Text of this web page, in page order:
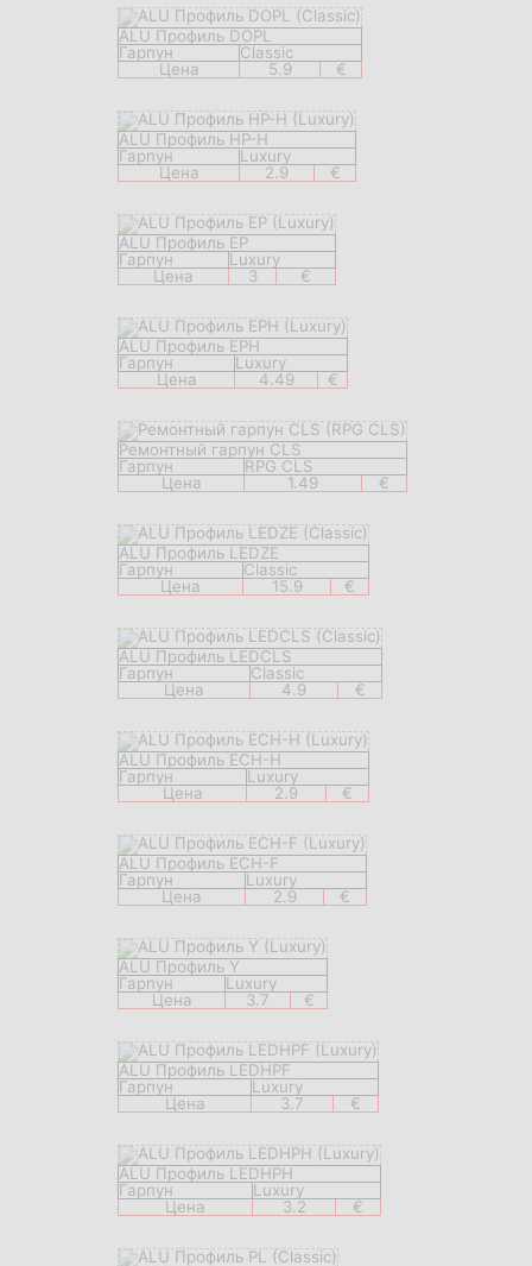
ALU Профиль DOPL
Гарпун
Classic
Цена
5.9 €
ALU Профиль HP-H
Гарпун
Luxury
Цена
2.9 €
ALU Профиль EP
Гарпун
Luxury
Цена
3 €
ALU Профиль EPH
Гарпун
Luxury
Цена
4.49 €
Ремонтный гарпун CLS
Гарпун
RPG CLS
Цена
1.49 €
ALU Профиль LEDZE
Гарпун
Classic
Цена
15.9 €
ALU Профиль LEDCLS
Гарпун
Classic
Цена
4.9 €
ALU Профиль ECH-H
Гарпун
Luxury
Цена
2.9 €
ALU Профиль ECH-F
Гарпун
Luxury
Цена
2.9 €
ALU Профиль Y
Гарпун
Luxury
Цена
3.7 €
ALU Профиль LEDHPF
Гарпун
Luxury
Цена
3.7 €
ALU Профиль LEDHPH
Гарпун
Luxury
Цена
3.2 €